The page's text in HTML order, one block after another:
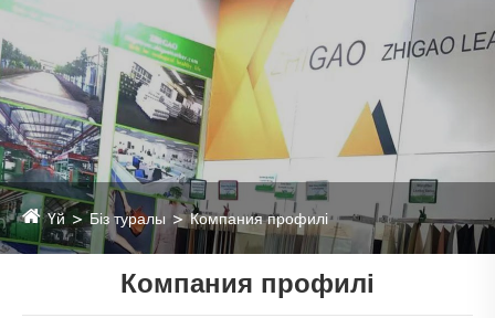
Үй Біз туралы Компания профилі
Компания профилі